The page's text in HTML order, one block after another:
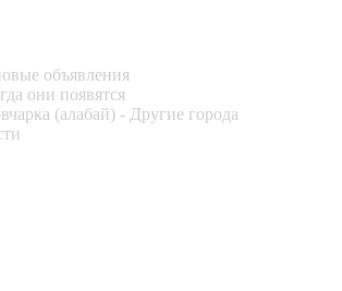
объявления
они появятся
(алабай) - Другие города